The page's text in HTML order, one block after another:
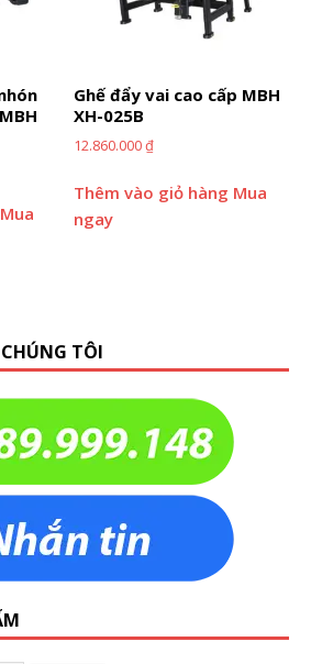
Mua
Ghế đẩy vai cao cấp MBH
XH-025B
12.860.000₫
Thêm vào giỏ hàng Mua
ngay
TÔI